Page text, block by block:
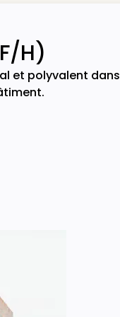
H)
et polyvalent dans